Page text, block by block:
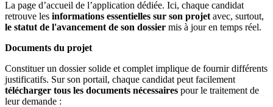
La page d’accueil de l’application dédiée. Ici, chaque candidat
retrouve les informations essentielles sur son projet avec, surtout,
le statut de l'avancement de son dossier mis à jour en temps réel.
Documents du projet
Constituer un dossier solide et complet implique de fournir différents
justificatifs. Sur son portail, chaque candidat peut facilement
télécharger tous les documents nécessaires pour le traitement de
leur demande :